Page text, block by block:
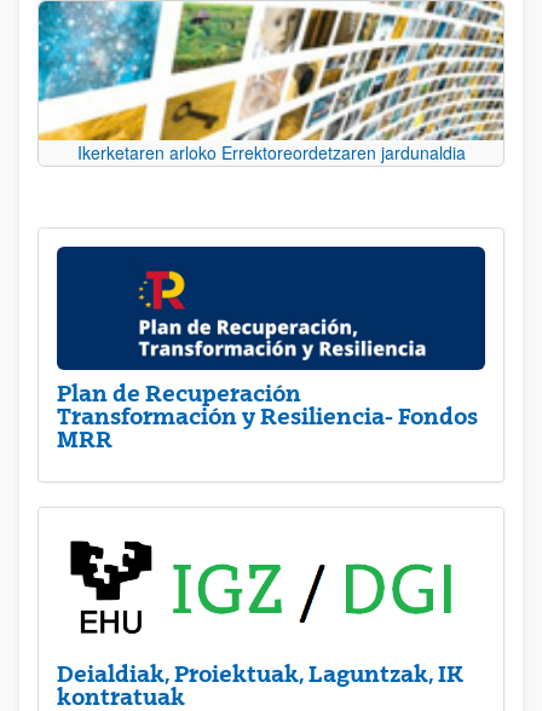
Ikerketaren arloko Errektoreordetzaren jardunaldia
Plan de Recuperación
Transformación y Resiliencia- Fondos
MRR
Deialdiak, Proiektuak, Laguntzak, IK
kontratuak